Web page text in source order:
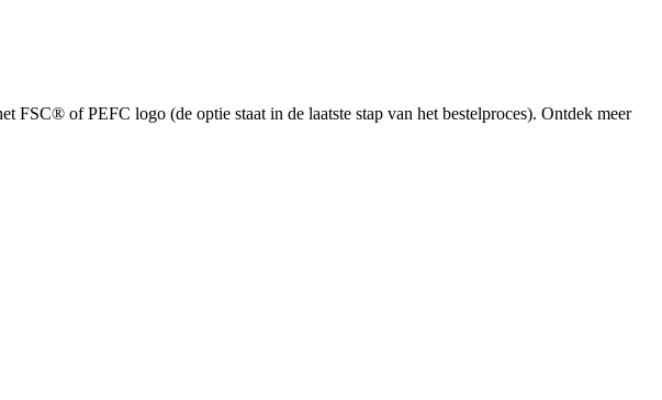
of PEFC logo (de optie staat in de laatste stap van het bestelproces). Ontdek meer